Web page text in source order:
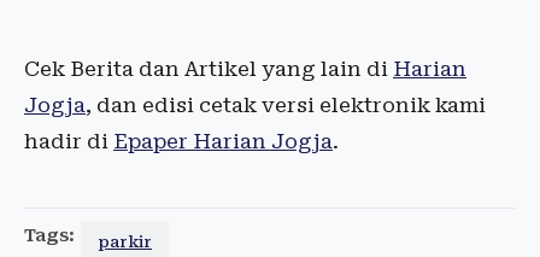
Cek Berita dan Artikel yang lain di Harian
Jogja, dan edisi cetak versi elektronik kami
hadir di Epaper Harian Jogja.
Tags: parkir